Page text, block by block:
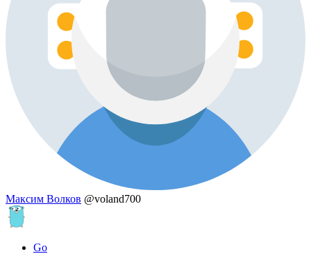
Maксим Волков @voland700
Go